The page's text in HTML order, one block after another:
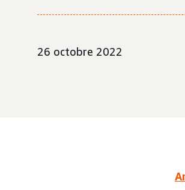
26 octobre 2022